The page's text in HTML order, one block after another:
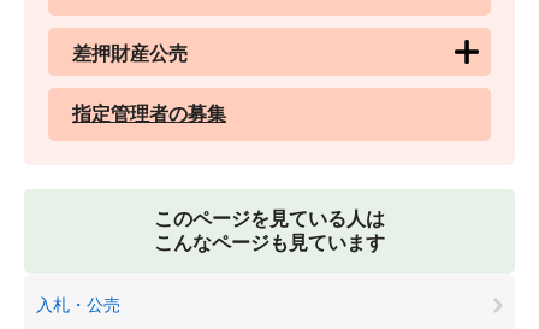
差押財産公売
指定管理者の募集
このページを見ている人は
こんなページも見ています
入札・公売